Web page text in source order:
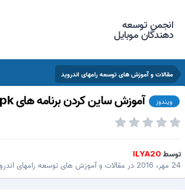
انجمن توسعه
دهندگان موبایل
مقالات و آموزش های توسعه رامهای اندروید
ویندوز آموزش ساین کردن برنامه های apk
ILYA20
2016
درمقالات و آموزش های توسعه رامهای اندروید